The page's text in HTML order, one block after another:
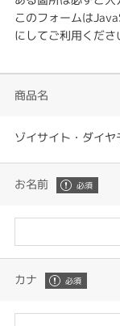
このフォームは
にしてご利用くださ
商品名
ゾイサイト・ダイ
お名前
カナ